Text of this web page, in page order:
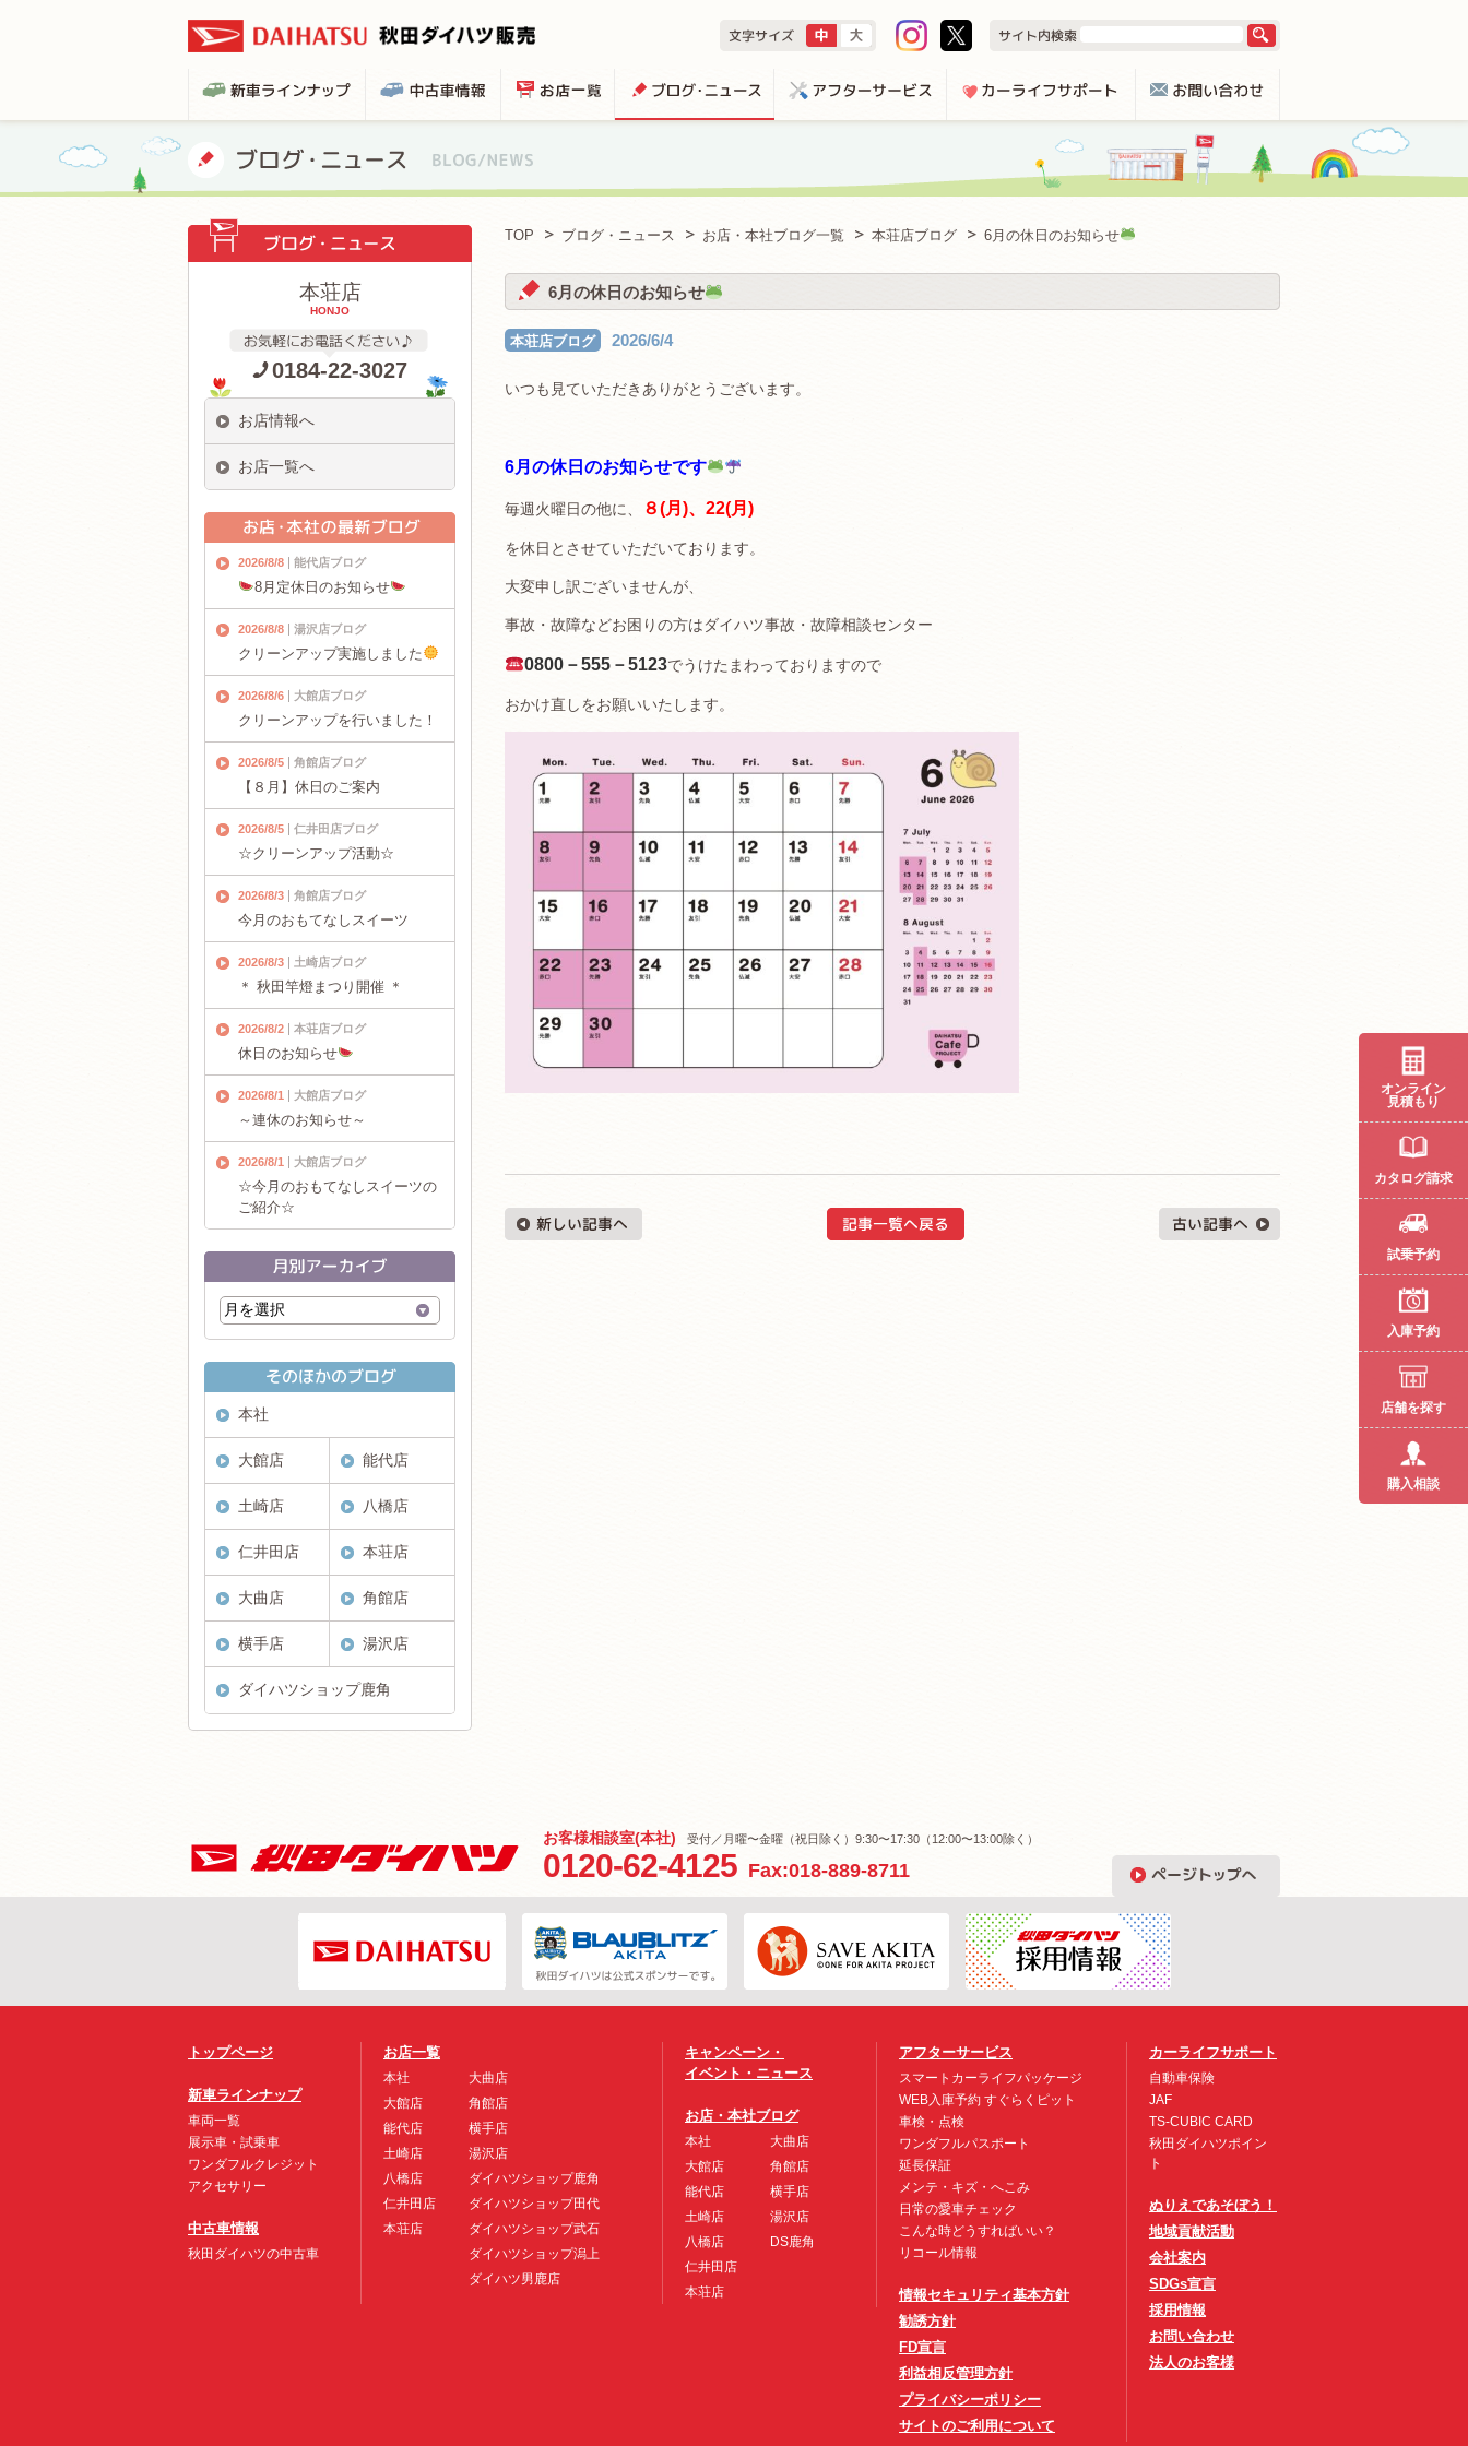
TOP ブログ・ニュース お店・本社ブログ一覧 本荘店ブログ 6月の休日のお知らせ
6月の休日のお知らせ
本荘店ブログ 2026/6/4
いつも見ていただきありがとうございます。
6月の休日のお知らせです
毎週火曜日の他に、 ８(月)、22(月)
を休日とさせていただいております。
大変申し訳ございませんが、
事故・故障などお困りの方はダイハツ事故・故障相談センター
0800－555－5123でうけたまわっておりますので
おかけ直しをお願いいたします。
本荘店
HONJO
0184-22-3027
お店情報へ
お店一覧へ
2026/8/8 能代店ブログ
8月定休日のお知らせ
2026/8/8 湯沢店ブログ
クリーンアップ実施しました
2026/8/6 大館店ブログ
クリーンアップを行いました！
2026/8/5 角館店ブログ
【８月】休日のご案内
2026/8/5 仁井田店ブログ
☆クリーンアップ活動☆
2026/8/3 角館店ブログ
今月のおもてなしスイーツ
2026/8/3 土崎店ブログ
＊ 秋田竿燈まつり開催 ＊
2026/8/2 本荘店ブログ
休日のお知らせ
2026/8/1 大館店ブログ
～連休のお知らせ～
2026/8/1 大館店ブログ
☆今月のおもてなしスイーツの
ご紹介☆
本社
大館店 能代店
土崎店 八橋店
仁井田店 本荘店
大曲店 角館店
横手店 湯沢店
ダイハツショップ鹿角
お客様相談室(本社) 受付／月曜〜金曜（祝日除く）9:30〜17:30（12:00〜13:00除く）
0120-62-4125 Fax:018-889-8711
トップページ
新車ラインナップ
車両一覧
展示車・試乗車
ワンダフルクレジット
アクセサリー
中古車情報
秋田ダイハツの中古車
お店一覧
本社
大館店
能代店
土崎店
八橋店
仁井田店
本荘店
大曲店
角館店
横手店
湯沢店
ダイハツショップ鹿角
ダイハツショップ田代
ダイハツショップ武石
ダイハツショップ潟上
ダイハツ男鹿店
キャンペーン・
イベント・ニュース
お店・本社ブログ
本社
大館店
能代店
土崎店
八橋店
仁井田店
本荘店
大曲店
角館店
横手店
湯沢店
DS鹿角
アフターサービス
スマートカーライフパッケージ
WEB入庫予約 すぐらくピット
車検・点検
ワンダフルパスポート
延長保証
メンテ・キズ・へこみ
日常の愛車チェック
こんな時どうすればいい？
リコール情報
情報セキュリティ基本方針
勧誘方針
FD宣言
利益相反管理方針
プライバシーポリシー
サイトのご利用について
カーライフサポート
自動車保険
JAF
TS-CUBIC CARD
秋田ダイハツポイン
ト
ぬりえであそぼう！
地域貢献活動
会社案内
SDGs宣言
採用情報
お問い合わせ
法人のお客様
オンライン
見積もり
カタログ請求
試乗予約
入庫予約
店舗を探す
購入相談